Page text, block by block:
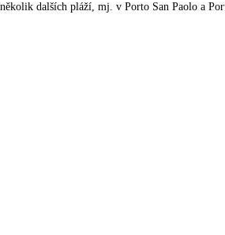
dalších pláží, mj. v Porto San Paolo a